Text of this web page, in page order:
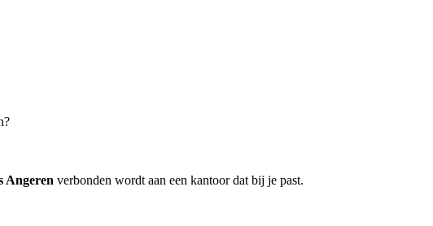
Angeren verbonden wordt aan een kantoor dat bij je past.